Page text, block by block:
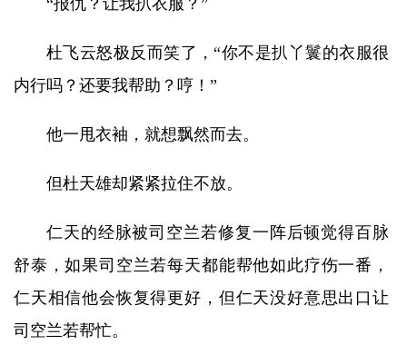
“报仇？让我扒衣服？”
杜飞云怒极反而笑了，“你不是扒丫鬟的衣服很
内行吗？还要我帮助？哼！”
他一甩衣袖，就想飘然而去。
但杜天雄却紧紧拉住不放。
仁天的经脉被司空兰若修复一阵后顿觉得百脉
舒泰，如果司空兰若每天都能帮他如此疗伤一番，
仁天相信他会恢复得更好，但仁天没好意思出口让
司空兰若帮忙。